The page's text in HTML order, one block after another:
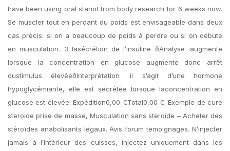
have been using oral stanol from body research for 6 weeks now.
Se muscler tout en perdant du poids est envisageable dans deux
cas précis: si on a beaucoup de poids à perdre ou si on débute
en musculation. 3 lasécrétion de l’insuline ðAnalyse :augmente
lorsque la concentration en glucose augmente donc arrêt
dustimulus élevéeðInterprétation :il s’agit d’une hormone
hypoglycémiante, elle est sécrétée lorsque laconcentration en
glucose est élevée. Expédition0,00 €Total0,00 €. Exemple de cure
steroide prise de masse, Musculation sans steroide – Acheter des
stéroïdes anabolisants légaux. Avis forum temoignages. N’injecter
jamais à l’intérieur des cuisses, injectez uniquement dans les